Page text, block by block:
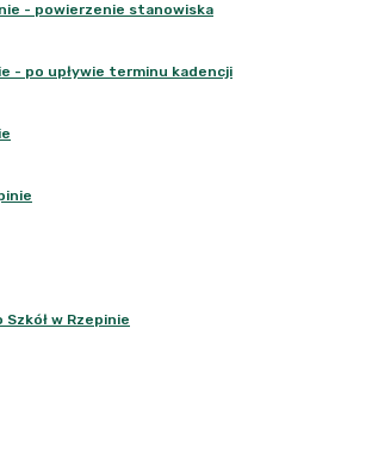
- powierzenie stanowiska
- po upływie terminu kadencji
w Rzepinie